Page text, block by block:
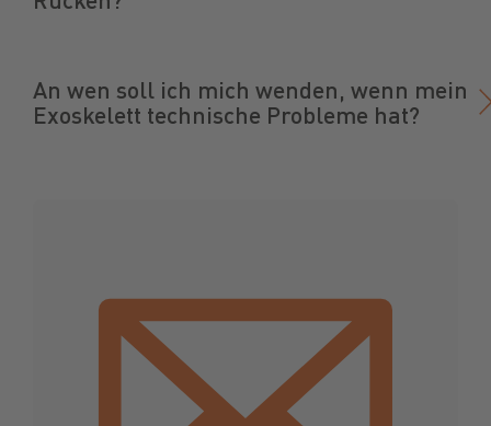
An wen soll ich mich wenden, wenn mein
Exoskelett technische Probleme hat?